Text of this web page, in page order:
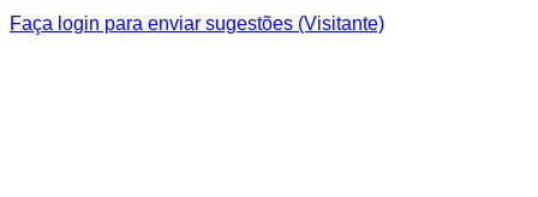
Faça login para enviar sugestões (Visitante)